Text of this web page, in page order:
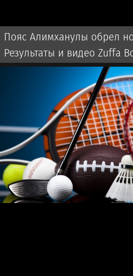
Пояс Алимханулы обрел
Результаты и видео Zuffa